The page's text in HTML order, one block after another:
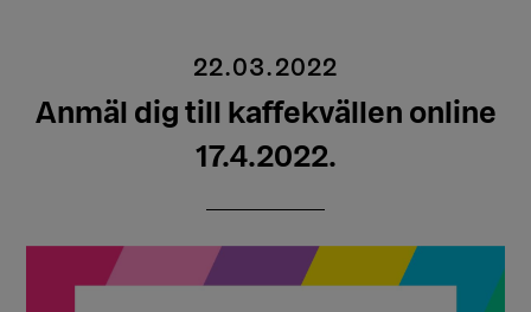
22.03.2022
Anmäl dig till kaffekvällen online
17.4.2022.